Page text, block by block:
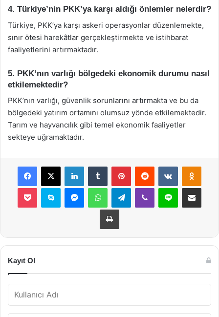
4. Türkiye’nin PKK’ya karşı aldığı önlemler nelerdir?
Türkiye, PKK’ya karşı askeri operasyonlar düzenlemekte,
sınır ötesi harekâtlar gerçekleştirmekte ve istihbarat
faaliyetlerini artırmaktadır.
5. PKK’nın varlığı bölgedeki ekonomik durumu nasıl
etkilemektedir?
PKK’nın varlığı, güvenlik sorunlarını artırmakta ve bu da
bölgedeki yatırım ortamını olumsuz yönde etkilemektedir.
Tarım ve hayvancılık gibi temel ekonomik faaliyetler
sekteye uğramaktadır.
Facebook
X LinkedInTumblr PinterestReddit VKontakte
Pocket Skype MessengerWhatsAppTelegramViber Line E-Posta ile
Yazdır
Kayıt Ol